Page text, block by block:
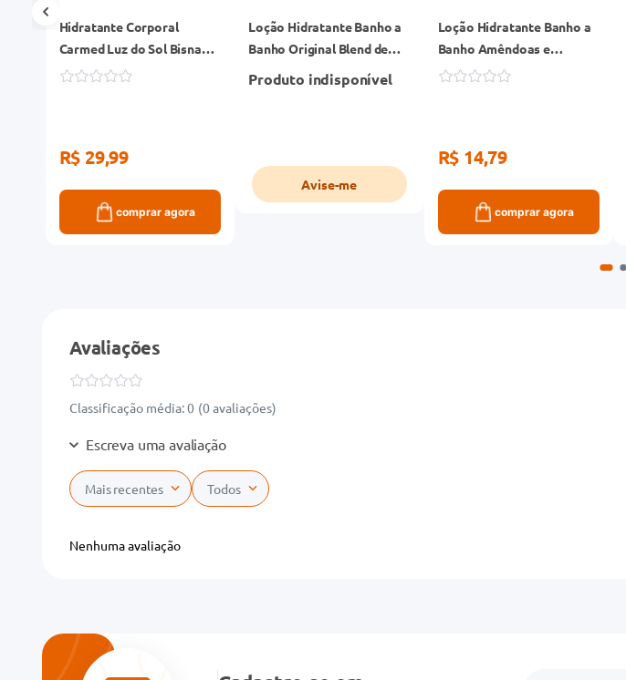
Hidratante Corporal
Carmed Luz do Sol Bisnaga
150g
R$ 29,99
comprar agora
Loção Hidratante Banho a
Banho Original Blend de
Óleos+Pentavitin 200ml
Produto indisponível
Avise-me
Loção Hidratante Banho a
Banho Amêndoas e
Pistache 200ml
R$ 14,79
comprar agora
Avaliações
Classificação média: 0 (0 avaliações)
Escreva uma avaliação
Adicionar avaliação
Avalie o produto de 1 a 5 estrelas
★★★
Mais recentes Todos
Nenhuma avaliação